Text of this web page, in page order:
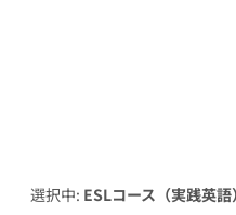
選択中: ESLコース（実践英語）